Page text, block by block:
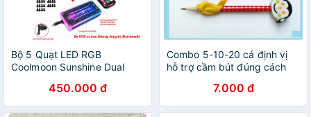
Bộ 5 Quạt LED RGB
Coolmoon Sunshine Dual
450.000 đ
Combo 5-10-20 cá định vị
hỗ trợ cầm bút đúng cách
7.000 đ